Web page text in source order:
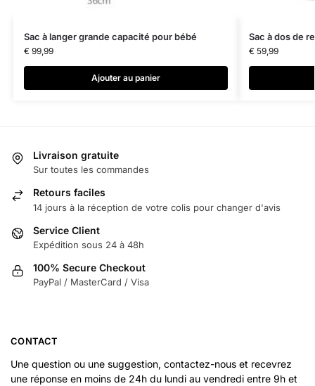
Sac à langer grande capacité pour bébé
€99,99
Ajouter au panier
Sac à dos de
€59,99
Livraison gratuite
Sur toutes les commandes
Retours faciles
14 jours à la réception de votre colis pour changer d'avis
Service Client
Expédition sous 24 à 48h
100% Secure Checkout
PayPal / MasterCard / Visa
CONTACT
Une question ou une suggestion, contactez-nous et recevrez
une réponse en moins de 24h du lundi au vendredi entre 9h et